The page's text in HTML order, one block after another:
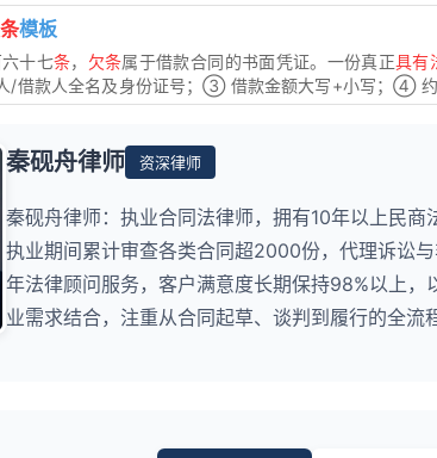
模板
十七条， 欠条属于借款合同的书面凭证。一份真正具有
/借款人全名及身份证号；③ 借款金额大写+小写；④
秦砚舟律师 资深律师
秦砚舟律师：执业合同法律师，拥有10年以上民商
执业期间累计审查各类合同超2000份，代理诉讼
年法律顾问服务，客户满意度长期保持98%以上
业需求结合，注重从合同起草、谈判到履行的全流